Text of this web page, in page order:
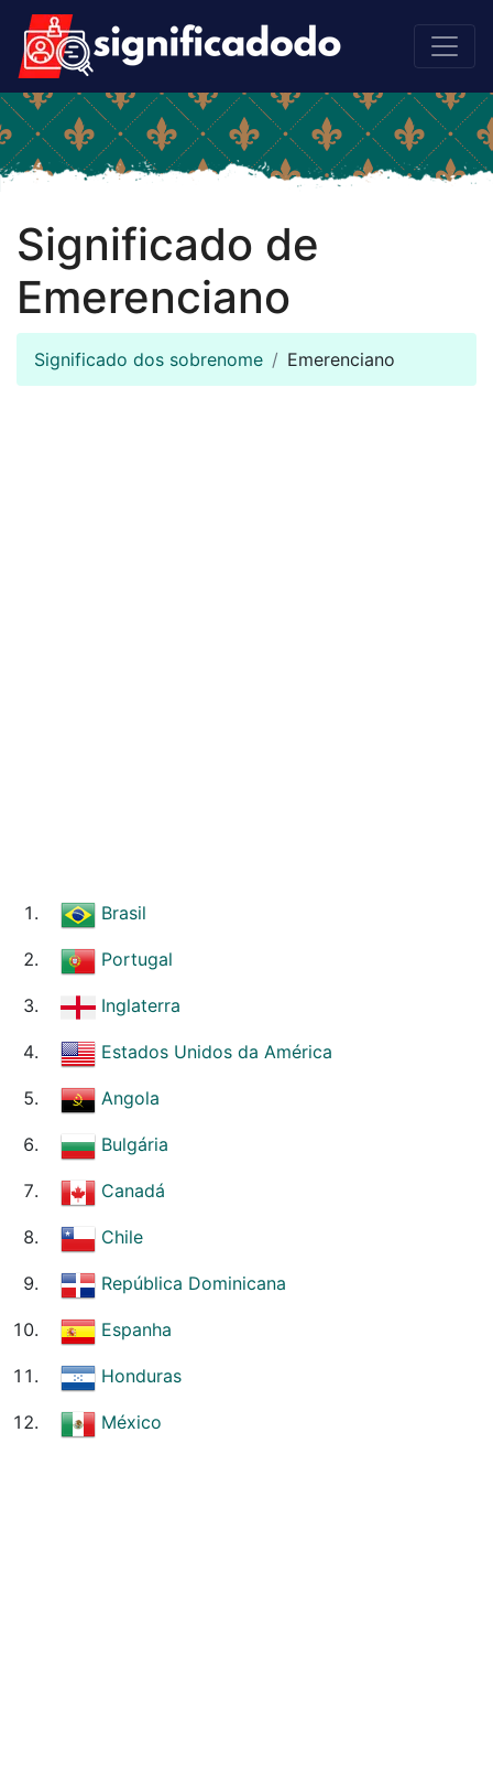
Significado de
Emerenciano
Significado dos sobrenome Emerenciano
Brasil
Portugal
Inglaterra
Estados Unidos da América
Angola
Bulgária
Canadá
Chile
República Dominicana
Espanha
Honduras
México